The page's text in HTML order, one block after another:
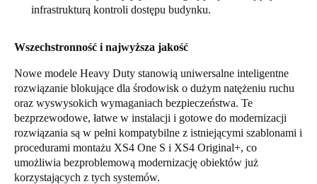
infrastrukturą kontroli dostępu budynku.
Wszechstronność i najwyższa jakość
Nowe modele Heavy Duty stanowią uniwersalne inteligentne
rozwiązanie blokujące dla środowisk o dużym natężeniu ruchu
oraz wyswysokich wymaganiach bezpieczeństwa. Te
bezprzewodowe, łatwe w instalacji i gotowe do modernizacji
rozwiązania są w pełni kompatybilne z istniejącymi szablonami i
procedurami montażu XS4 One S i XS4 Original+, co
umożliwia bezproblemową modernizację obiektów już
korzystających z tych systemów.